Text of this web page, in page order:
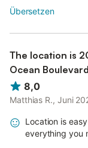
Übersetzen
The location is
Ocean Boulevard
8,0
Matthias R., Juni
Location is
everything you